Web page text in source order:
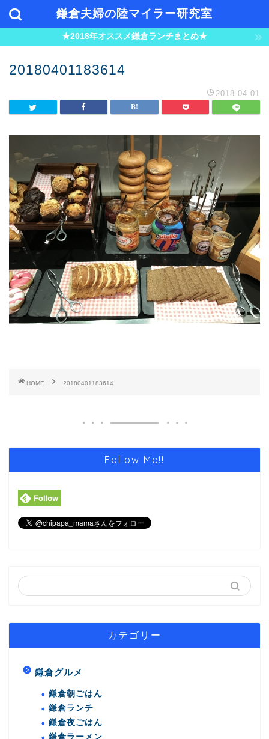
鎌倉夫婦の陸マイラー研究室
★2018年オススメ鎌倉ランチまとめ★
20180401183614
2018-04-01
HOME 20180401183614
Follow Me!!
カテゴリー
鎌倉グルメ
鎌倉朝ごはん
鎌倉ランチ
鎌倉夜ごはん
鎌倉ラーメン